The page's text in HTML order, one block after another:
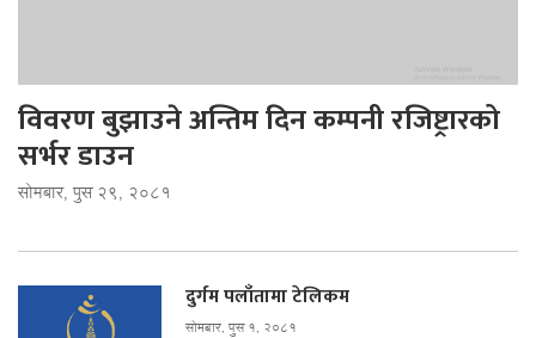
विवरण बुझाउने अन्तिम दिन कम्पनी रजिष्ट्रारको
सर्भर डाउन
सोमबार, पुस २९, २०८१
दुर्गम पलाँतामा टेलिकम
सोमबार, पुस १, २०८१